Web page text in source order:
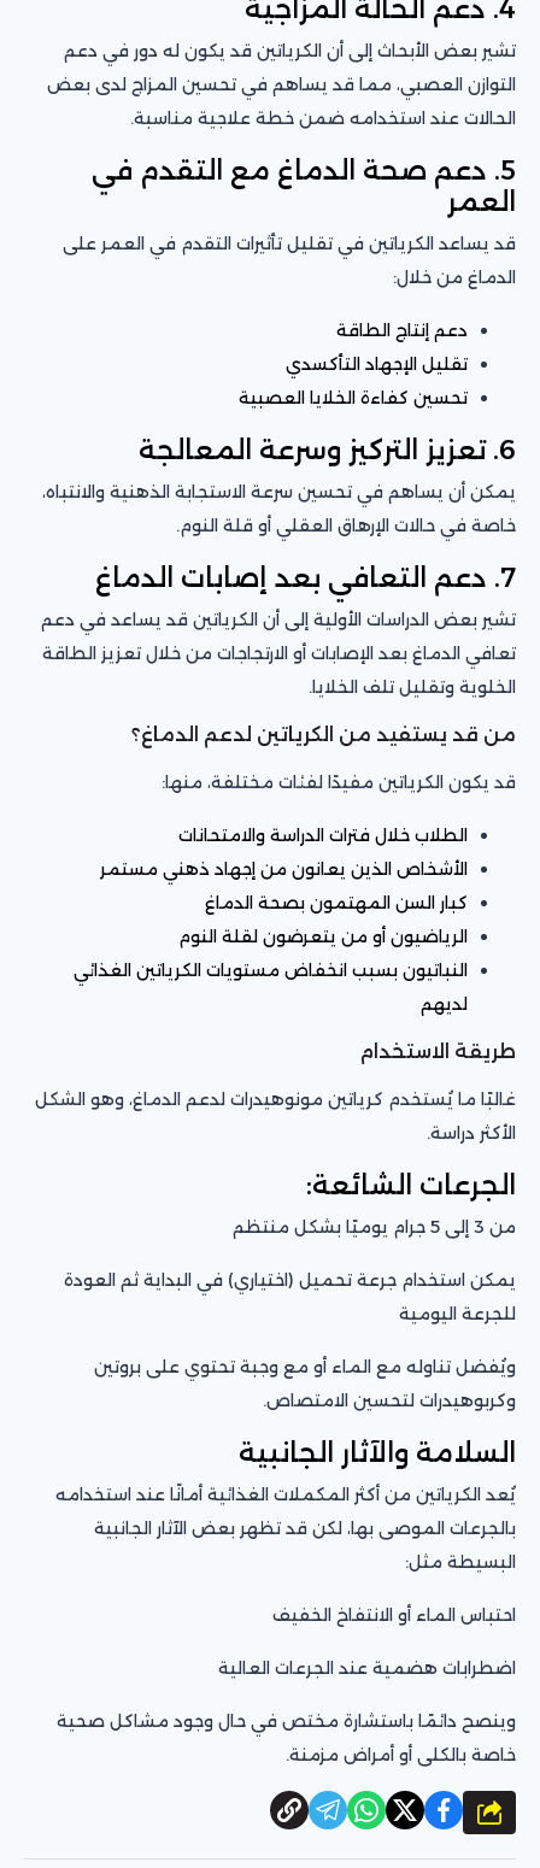
4. دعم الحالة المزاجية
تشير بعض الأبحاث إلى أن الكرياتين قد يكون له دور في دعم
التوازن العصبي، مما قد يساهم في تحسين المزاج لدى بعض
الحالات عند استخدامه ضمن خطة علاجية مناسبة.
5. دعم صحة الدماغ مع التقدم في
العمر
قد يساعد الكرياتين في تقليل تأثيرات التقدم في العمر على
الدماغ من خلال:
دعم إنتاج الطاقة
تقليل الإجهاد التأكسدي
تحسين كفاءة الخلايا العصبية
6. تعزيز التركيز وسرعة المعالجة
يمكن أن يساهم في تحسين سرعة الاستجابة الذهنية والانتباه،
خاصة في حالات الإرهاق العقلي أو قلة النوم.
7. دعم التعافي بعد إصابات الدماغ
تشير بعض الدراسات الأولية إلى أن الكرياتين قد يساعد في دعم
تعافي الدماغ بعد الإصابات أو الارتجاجات من خلال تعزيز الطاقة
الخلوية وتقليل تلف الخلايا.
من قد يستفيد من الكرياتين لدعم الدماغ؟
قد يكون الكرياتين مفيدًا لفئات مختلفة، منها:
الطلاب خلال فترات الدراسة والامتحانات
الأشخاص الذين يعانون من إجهاد ذهني مستمر
كبار السن المهتمون بصحة الدماغ
الرياضيون أو من يتعرضون لقلة النوم
النباتيون بسبب انخفاض مستويات الكرياتين الغذائي
لديهم
طريقة الاستخدام
غالبًا ما يُستخدم كرياتين مونوهيدرات لدعم الدماغ، وهو الشكل
الأكثر دراسة.
الجرعات الشائعة:
من 3 إلى 5 جرام يوميًا بشكل منتظم
يمكن استخدام جرعة تحميل (اختياري) في البداية ثم العودة
للجرعة اليومية
ويُفضل تناوله مع الماء أو مع وجبة تحتوي على بروتين
وكربوهيدرات لتحسين الامتصاص.
السلامة والآثار الجانبية
يُعد الكرياتين من أكثر المكملات الغذائية أمانًا عند استخدامه
بالجرعات الموصى بها، لكن قد تظهر بعض الآثار الجانبية
البسيطة مثل:
احتباس الماء أو الانتفاخ الخفيف
اضطرابات هضمية عند الجرعات العالية
وينصح دائمًا باستشارة مختص في حال وجود مشاكل صحية
خاصة بالكلى أو أمراض مزمنة.
شارك